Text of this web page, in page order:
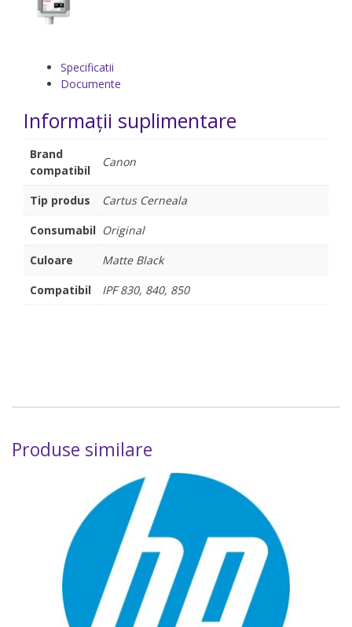
Specificatii
Documente
Informații suplimentare
Brand
compatibil
Canon
Tip produs
Cartus Cerneala
Consumabil Original
Culoare
Matte Black
Compatibil
IPF 830, 840, 850
Produse similare